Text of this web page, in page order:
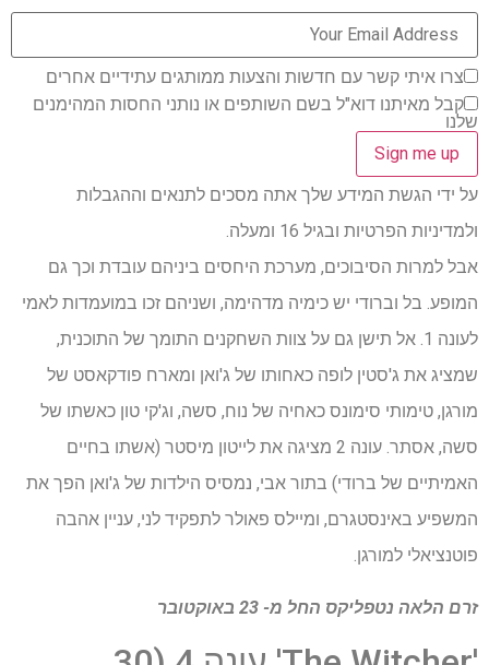
צרו איתי קשר עם חדשות והצעות ממותגים עתידיים אחרים
קבל מאיתנו דוא"ל בשם השותפים או נותני החסות המהימנים
שלנו
על ידי הגשת המידע שלך אתה מסכים לתנאים וההגבלות
ולמדיניות הפרטיות ובגיל 16 ומעלה.
אבל למרות הסיבוכים, מערכת היחסים ביניהם עובדת וכך גם
המופע. בל וברודי יש כימיה מדהימה, ושניהם זכו במועמדות לאמי
לעונה 1. אל תישן גם על צוות השחקנים התומך של התוכנית,
שמציג את ג'סטין לופה כאחותו של ג'ואן ומארח פודקאסט של
מורגן, טימותי סימונס כאחיה של נוח, סשה, וג'קי טון כאשתו של
סשה, אסתר. עונה 2 מציגה את לייטון מיסטר (אשתו בחיים
האמיתיים של ברודי) בתור אבי, נמסיס הילדות של ג'ואן הפך את
המשפיע באינסטגרם, ומיילס פאולר לתפקיד לני, עניין אהבה
פוטנציאלי למורגן.
זרם הלאה נטפליקס החל מ- 23 באוקטובר